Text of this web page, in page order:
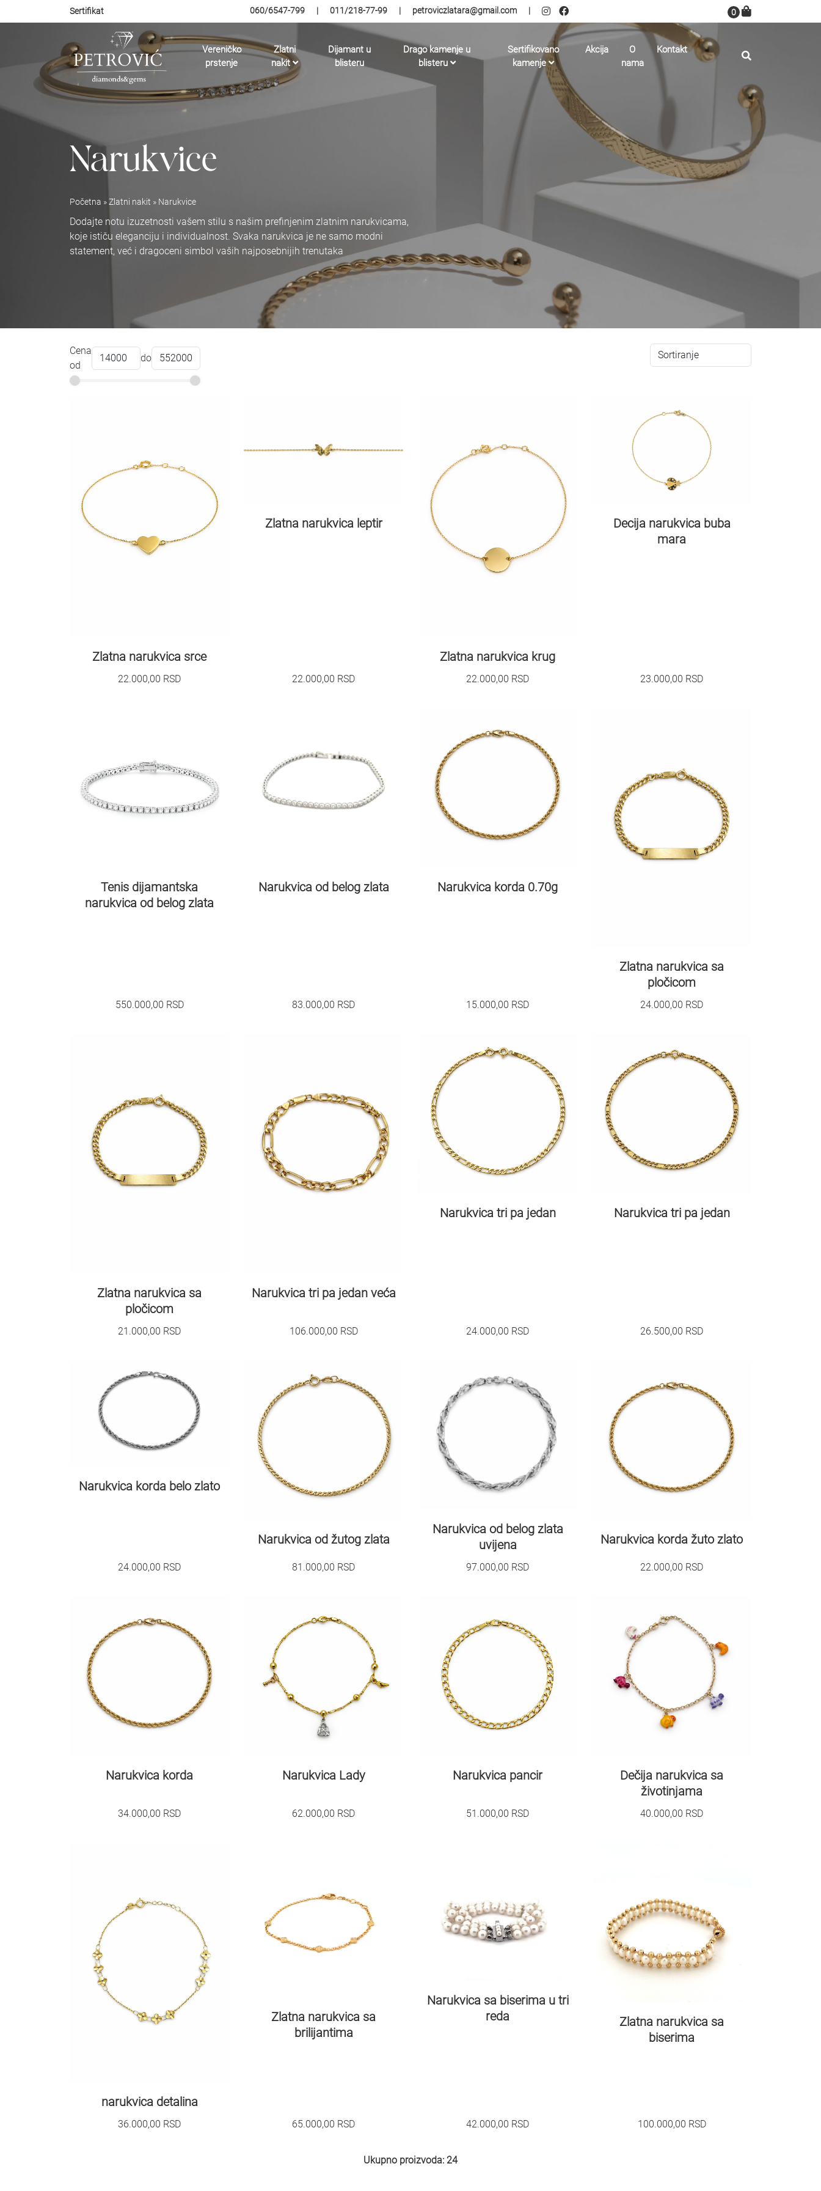
Sertifikat 060/6547-799 | 011/218-77-99 | petroviczlatara@gmail.com | 0
Vereničko
prstenje
Zlatni
nakit
Dijamant u
blisteru
Drago kamenje u
blisteru
Sertifikovano
kamenje
Akcija
O
nama
Kontakt
Narukvice
Početna »Zlatni nakit » Narukvice
Dodajte notu izuzetnosti vašem stilu s našim prefinjenim zlatnim narukvicama,
koje ističu eleganciju i individualnost. Svaka narukvica je ne samo modni
statement, već i dragoceni simbol vaših najposebnijih trenutaka
Cena
od
do
Zlatna narukvica srce
22.000,00 RSD
Zlatna narukvica leptir
22.000,00 RSD
Zlatna narukvica krug
22.000,00 RSD
Decija narukvica buba
mara
23.000,00 RSD
Tenis dijamantska
narukvica od belog zlata
550.000,00 RSD
Narukvica od belog zlata
83.000,00 RSD
Narukvica korda 0.70g
15.000,00 RSD
Zlatna narukvica sa
pločicom
24.000,00 RSD
Zlatna narukvica sa
pločicom
21.000,00 RSD
Narukvica tri pa jedan veća
106.000,00 RSD
Narukvica tri pa jedan
24.000,00 RSD
Narukvica tri pa jedan
26.500,00 RSD
Narukvica korda belo zlato
24.000,00 RSD
Narukvica od žutog zlata
81.000,00 RSD
Narukvica od belog zlata
uvijena
97.000,00 RSD
Narukvica korda žuto zlato
22.000,00 RSD
Narukvica korda
34.000,00 RSD
Narukvica Lady
62.000,00 RSD
Narukvica pancir
51.000,00 RSD
Dečija narukvica sa
životinjama
40.000,00 RSD
narukvica detalina
36.000,00 RSD
Zlatna narukvica sa
brilijantima
65.000,00 RSD
Narukvica sa biserima u tri
reda
42.000,00 RSD
Zlatna narukvica sa
biserima
100.000,00 RSD
Ukupno proizvoda: 24